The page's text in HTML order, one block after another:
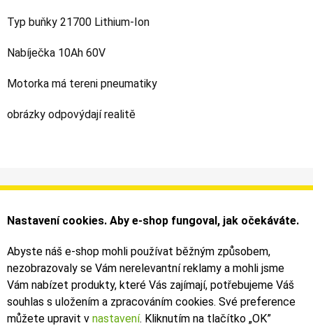
Typ buňky 21700 Lithium-Ion
Nabíječka 10Ah 60V
Motorka má tereni pneumatiky
obrázky odpovýdají realitě
Informace
Obchodní podmínky
Můj účet
Faktury
Bezpečné on-line platby dodává ComGate
Nastavení cookies. Aby e-shop fungoval, jak očekáváte.
Abyste náš e-shop mohli používat běžným způsobem,
nezobrazovaly se Vám nerelevantní reklamy a mohli jsme
Vám nabízet produkty, které Vás zajímají, potřebujeme Váš
souhlas s uložením a zpracováním cookies. Své preference
můžete upravit v nastavení. Kliknutím na tlačítko „OK”